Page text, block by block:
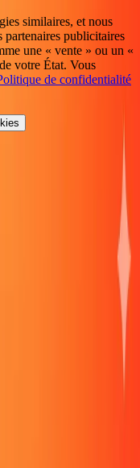
similaires, et nous
partenaires publicitaires
une « vente » ou un «
votre État. Vous
de confidentialité